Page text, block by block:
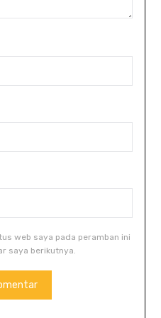
web saya pada peramban ini
saya berikutnya.